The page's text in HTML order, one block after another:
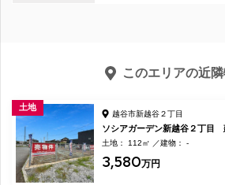
このエリアの近
土地
越谷市新越谷２丁目
ソシアガーデン新越谷２丁目
土地： 112㎡ 建物： -
3,580万円